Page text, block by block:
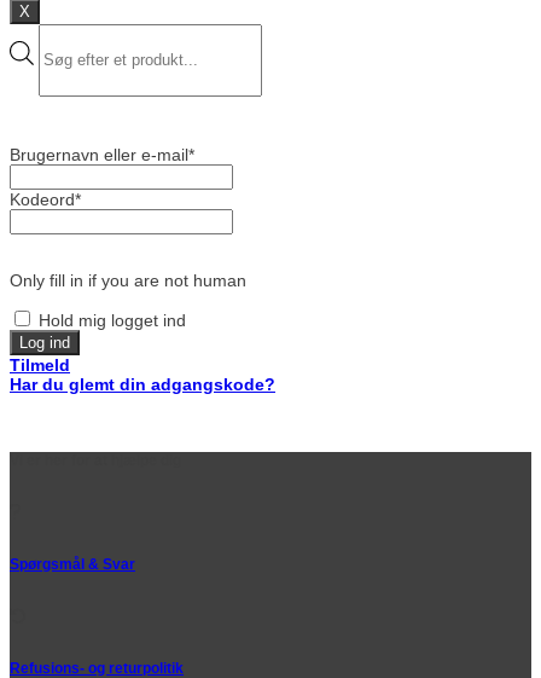
X
search
Brugernavn eller e-mail*
Kodeord*
Only fill in if you are not human
Hold mig logget ind
Tilmeld
Har du glemt din adgangskode?
Spørgsmål & Svar
Refusions- og returpolitik